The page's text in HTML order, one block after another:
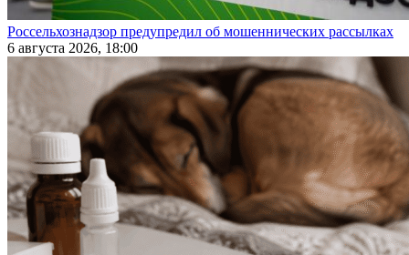
Россельхознадзор предупредил об мошеннических рассылках
6 августа 2026, 18:00